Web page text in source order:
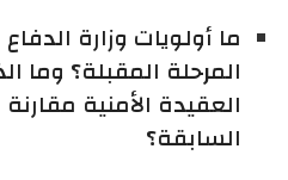
ما أولويات وزارة
المرحلة المقبلة؟ وما
العقيدة الأمنية
السابقة؟